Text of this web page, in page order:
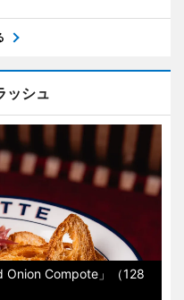
ッシュ
Onion Compote」（128